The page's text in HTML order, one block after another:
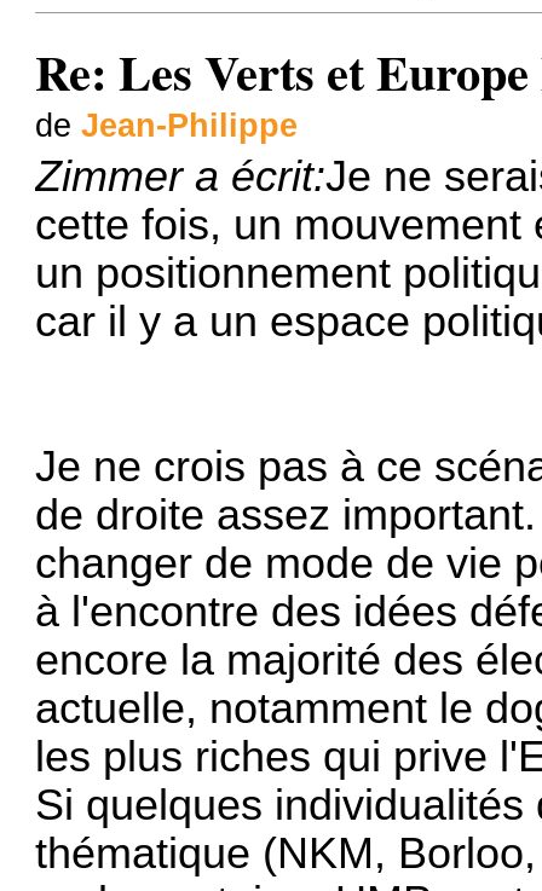
Re: Les Verts et
deJean-Philippe
Zimmer a écrit:Je ne
cette fois, un
un positionnement
car il y a un espace
Je ne crois pas à ce
de droite assez
changer de mode de vie
à l'encontre des idées
encore la majorité des
actuelle, notamment le
les plus riches qui prive
Si quelques
thématique (NKM,